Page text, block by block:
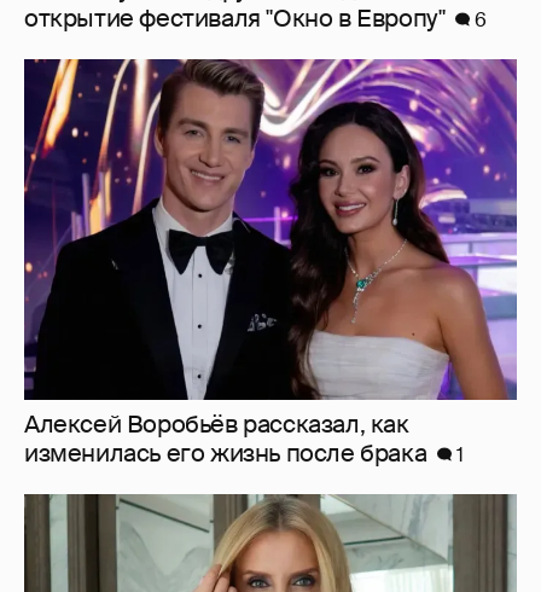
открытие фестиваля "Окно в Европу"
6
Алексей Воробьёв рассказал, как
изменилась его жизнь после брака
1